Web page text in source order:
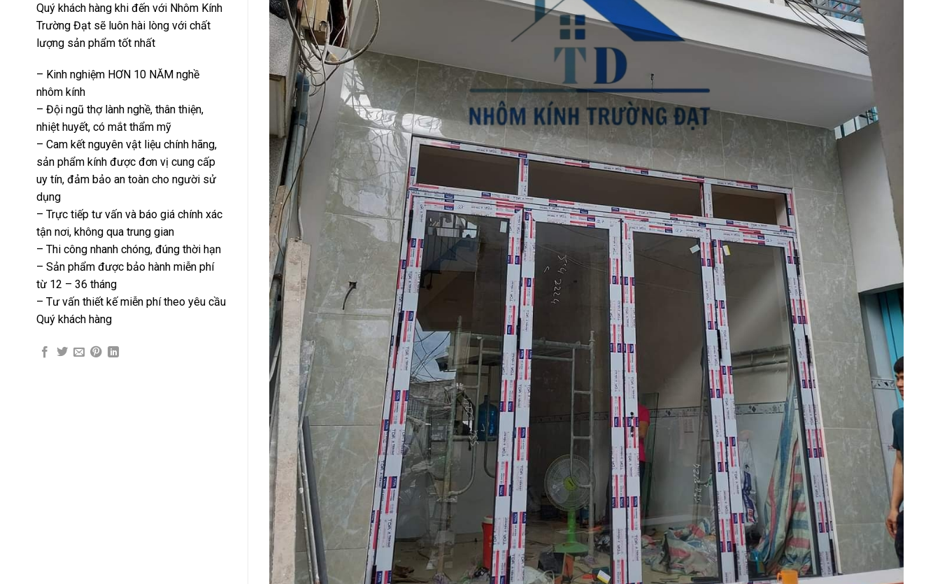
Quý khách hàng khi đến với Nhôm Kính
Trường Đạt sẽ luôn hài lòng với chất
lượng sản phẩm tốt nhất
– Kinh nghiệm HƠN 10 NĂM nghề
nhôm kính
– Đội ngũ thợ lành nghề, thân thiện,
nhiệt huyết, có mắt thẩm mỹ
– Cam kết nguyên vật liệu chính hãng,
sản phẩm kính được đơn vị cung cấp
uy tín, đảm bảo an toàn cho người sử
dụng
– Trực tiếp tư vấn và báo giá chính xác
tận nơi, không qua trung gian
– Thi công nhanh chóng, đúng thời hạn
– Sản phẩm được bảo hành miễn phí
từ 12 – 36 tháng
– Tư vấn thiết kế miễn phí theo yêu cầu
Quý khách hàng